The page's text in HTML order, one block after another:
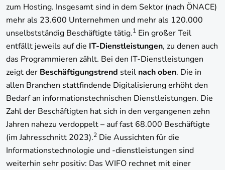
zum Hosting. Insgesamt sind in dem Sektor (nach ÖNACE)
mehr als 23.600 Unternehmen und mehr als 120.000
unselbstständig Beschäftigte tätig.1 Ein großer Teil
entfällt jeweils auf die IT-Dienstleistungen, zu denen auch
das Programmieren zählt. Bei den IT-Dienstleistungen
zeigt der Beschäftigungstrend steil nach oben. Die in
allen Branchen stattfindende Digitalisierung erhöht den
Bedarf an informationstechnischen Dienstleistungen. Die
Zahl der Beschäftigten hat sich in den vergangenen zehn
Jahren nahezu verdoppelt – auf fast 68.000 Beschäftigte
(im Jahresschnitt 2023).2 Die Aussichten für die
Informationstechnologie und -dienstleistungen sind
weiterhin sehr positiv: Das WIFO rechnet mit einer